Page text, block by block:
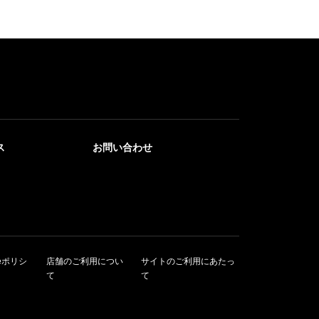
お問い合わせ
リシ
店舗のご利用につい
て
サイトのご利用にあたっ
て